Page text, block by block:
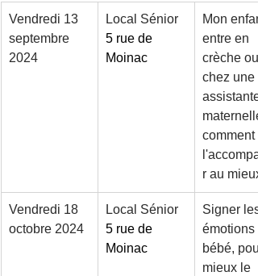
Vendredi 13
septembre
2024
Local Sénior
5 rue de
Moinac
Mon
entre en
crèche ou
chez une
assistante
comment
r au
Vendredi 18
octobre 2024
Local Sénior
5 rue de
Moinac
Signer les
émotions
bébé,
mieux le